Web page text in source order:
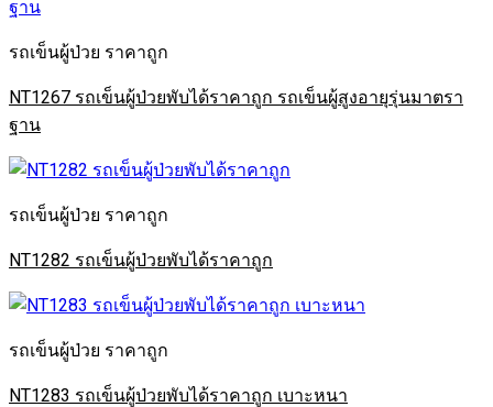
รถเข็นผู้ป่วย ราคาถูก
NT1267 รถเข็นผู้ป่วยพับได้ราคาถูก รถเข็นผู้สูงอายุรุ่นมาตรา
ฐาน
รถเข็นผู้ป่วย ราคาถูก
NT1282 รถเข็นผู้ป่วยพับได้ราคาถูก
รถเข็นผู้ป่วย ราคาถูก
NT1283 รถเข็นผู้ป่วยพับได้ราคาถูก เบาะหนา